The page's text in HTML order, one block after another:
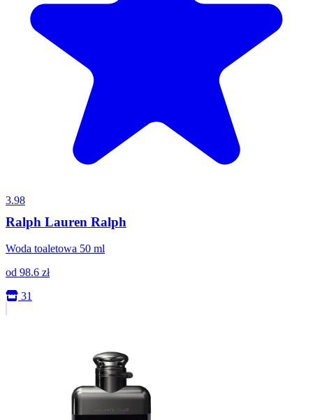
3.98
Ralph Lauren Ralph
Woda toaletowa 50 ml
od 98.6 zł
31